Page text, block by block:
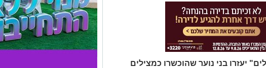
יעזרו בני נוער שהוכשרו כמצילים